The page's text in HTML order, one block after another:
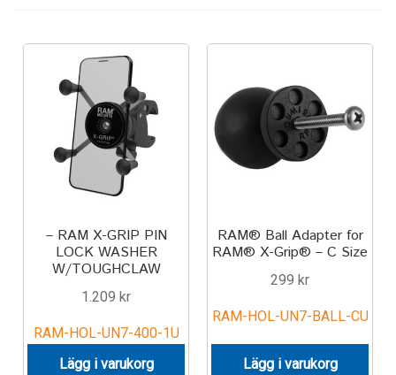
Laptop
Microphone
Phone
Spotlight
Tablet
– RAM X-GRIP PIN
LOCK WASHER
W/TOUGHCLAW
1.209 kr
RAM-HOL-UN7-400-1U
Lägg i varukorg
RAM® Ball Adapter for
RAM® X-Grip® – C Size
299 kr
RAM-HOL-UN7-BALL-CU
Lägg i varukorg